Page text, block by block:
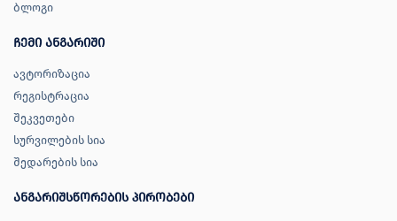
ბლოგი
ჩემი ანგარიში
ავტორიზაცია
რეგისტრაცია
შეკვეთები
სურვილების სია
შედარების სია
ანგარიშსწორების პირობები